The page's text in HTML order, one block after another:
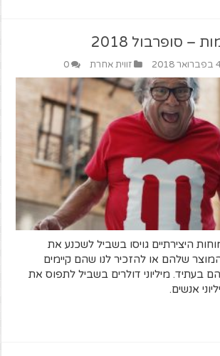
– סופרבול 2018
2018 זווית אחרת 0
היצירתיים גויסו בשביל לשכנע את
שלהם או להזכיר לנו שהם קיימים
בעתיד. מיליוני דולרים בשביל לתפוס את
אנשים.